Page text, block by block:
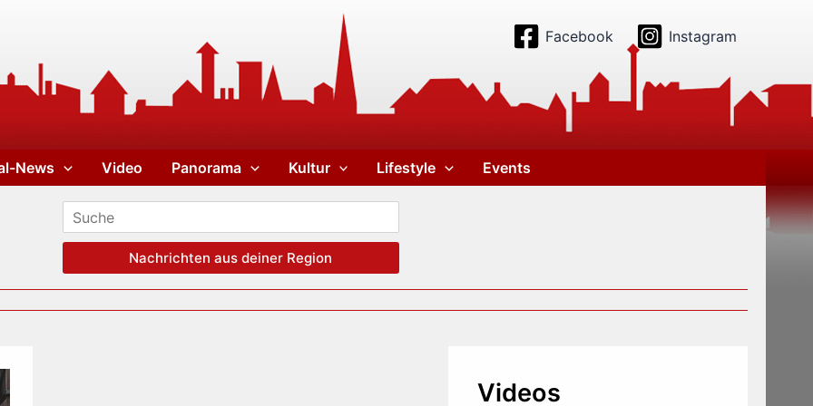
Facebook Instagram
News Video Panorama Kultur Lifestyle Events
Nachrichten aus deiner Region
Videos